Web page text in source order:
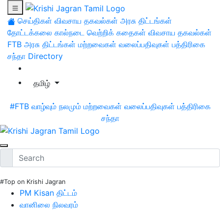
செய்திகள் விவசாய தகவல்கள் அரசு திட்டங்கள்
தோட்டக்கலை கால்நடை வெற்றிக் கதைகள் விவசாய தகவல்கள்
FTB அரசு திட்டங்கள் மற்றவைகள் வலைப்பதிவுகள் பத்திரிகை
சந்தா Directory
தமிழ்
#FTB வாழ்வும் நலமும் மற்றவைகள் வலைப்பதிவுகள் பத்திரிகை
சந்தா
#Top on Krishi Jagran
PM Kisan திட்டம்
வானிலை நிலவரம்